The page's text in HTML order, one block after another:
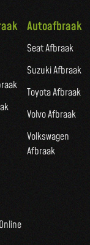
Autoafbraak
Seat Afbraak
Suzuki Afbraak
Toyota Afbraak
Volvo Afbraak
Volkswagen
Afbraak